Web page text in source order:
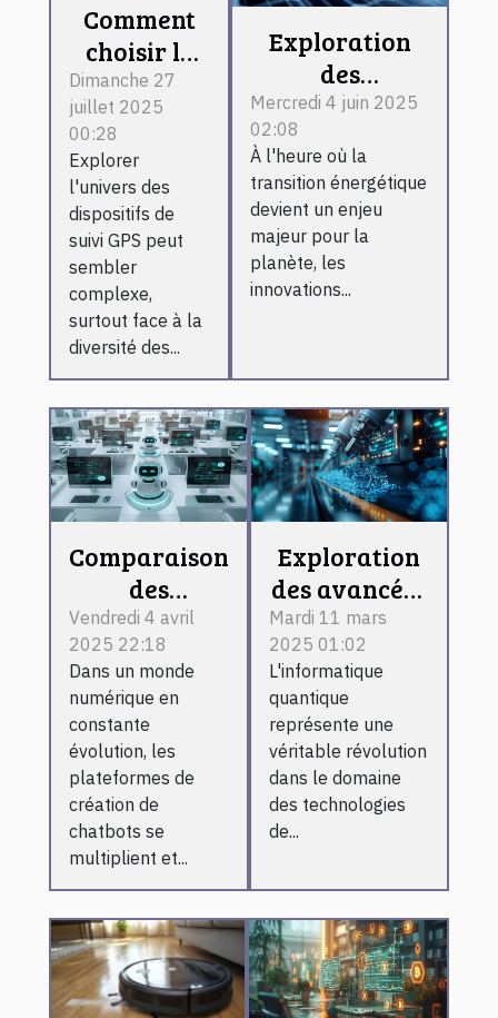
Comment
choisir le
meilleur
dispositif
de suivi
GPS pour
vos besoins
?
Dimanche 27
juillet 2025
00:28
Explorer
l'univers des
dispositifs de
suivi GPS peut
sembler
complexe,
surtout face à la
diversité des...
Exploration
des
innovations
technologiques
dans les
énergies
renouvelables
Mercredi 4 juin 2025
02:08
À l'heure où la
transition énergétique
devient un enjeu
majeur pour la
planète, les
innovations...
Comparaison
des
plateformes
de création
de chatbots
pour les
entreprises
Vendredi 4 avril
2025 22:18
Dans un monde
numérique en
constante
évolution, les
plateformes de
création de
chatbots se
multiplient et...
Exploration
des avancées
récentes en
informatique
quantique
Mardi 11 mars
2025 01:02
L'informatique
quantique
représente une
véritable révolution
dans le domaine
des technologies
de...